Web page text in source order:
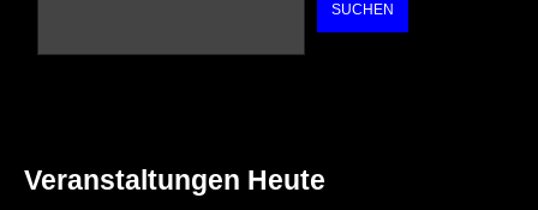
SUCHEN
Veranstaltungen Heute